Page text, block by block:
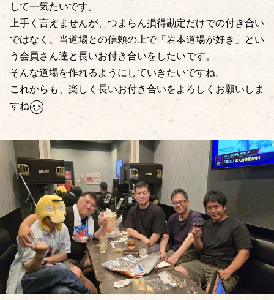
して一気たいです。
上手く言えませんが、つまらん損得勘定だけでの付き合い
ではなく、当道場との信頼の上で「岩本道場が好き」とい
う会員さん達と長いお付き合いをしたいです。
そんな道場を作れるようにしていきたいですね。
これからも、楽しく長いお付き合いをよろしくお願いしま
すね